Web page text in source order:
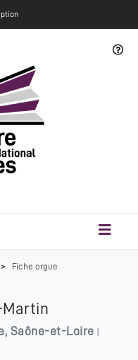
> Fiche orgue
, Saône-et-Loire |